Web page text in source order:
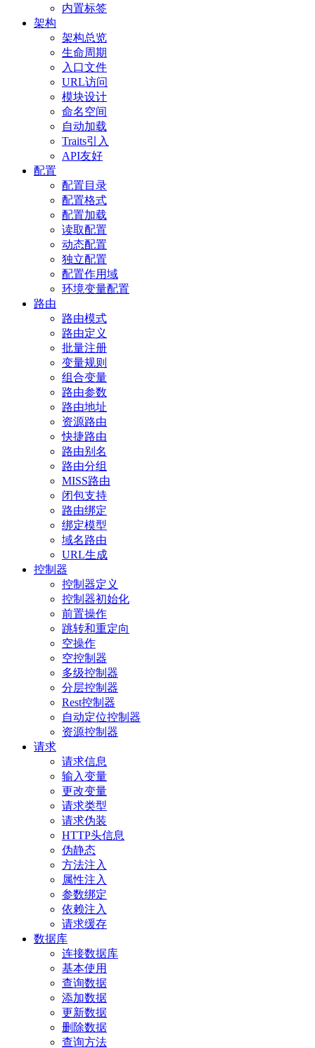
内置标签
架构
架构总览
生命周期
入口文件
URL访问
模块设计
命名空间
自动加载
Traits引入
API友好
配置
配置目录
配置格式
配置加载
读取配置
动态配置
独立配置
配置作用域
环境变量配置
路由
路由模式
路由定义
批量注册
变量规则
组合变量
路由参数
路由地址
资源路由
快捷路由
路由别名
路由分组
MISS路由
闭包支持
路由绑定
绑定模型
域名路由
URL生成
控制器
控制器定义
控制器初始化
前置操作
跳转和重定向
空操作
空控制器
多级控制器
分层控制器
Rest控制器
自动定位控制器
资源控制器
请求
请求信息
输入变量
更改变量
请求类型
请求伪装
HTTP头信息
伪静态
方法注入
属性注入
参数绑定
依赖注入
请求缓存
数据库
连接数据库
基本使用
查询数据
添加数据
更新数据
删除数据
查询方法